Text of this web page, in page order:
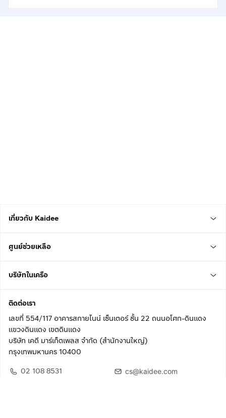
เกี่ยวกับ Kaidee
ศูนย์ช่วยเหลือ
บริษัทในเครือ
ติดต่อเรา
เลขที่ 554/117 อาคารสกายไนน์ เซ็นเตอร์ ชั้น 22 ถนนอโศก-ดินแดง
แขวงดินแดง เขตดินแดง
บริษัท เคดี มาร์เก็ตเพลส จำกัด (สำนักงานใหญ่)
กรุงเทพมหานคร 10400
02 108 8531
cs@kaidee.com